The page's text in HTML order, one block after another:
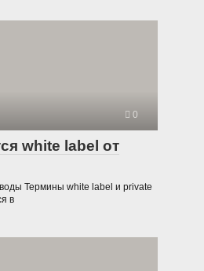
0
white label от
Термины white label и private
в